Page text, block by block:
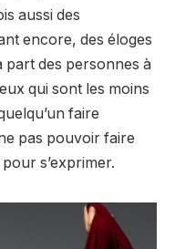
aussi des
encore, des éloges
part des personnes à
qui sont les moins
faire
pas pouvoir faire
s’exprimer.